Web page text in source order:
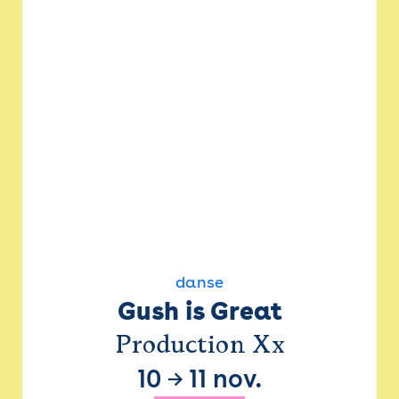
danse
Gush is Great
Production Xx
10 → 11 nov.